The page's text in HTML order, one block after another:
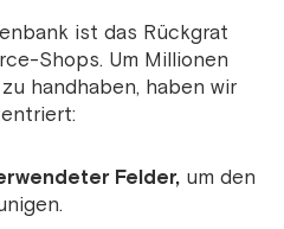
ist das Rückgrat
Shops. Um Millionen
handhaben, haben wir
Felder, um den